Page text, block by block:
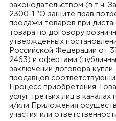
законодательством (в т.ч.
2300-1 "О защите прав
продажи товаров при
товара по договору
утвержденных
Российской Федерации от
2463) и офертами
заключении договора
продавцов
Процесс приобретения
услуг третьих лиц в
и/или Приложения
участия или